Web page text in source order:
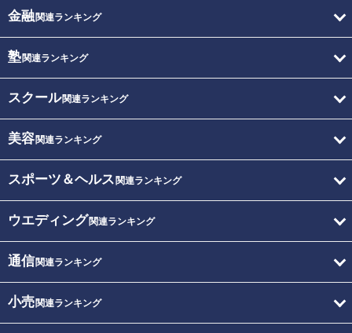
金融関連ランキング
塾関連ランキング
スクール関連ランキング
美容関連ランキング
スポーツ＆ヘルス 関連ランキング
ウエディング関連ランキング
通信関連ランキング
小売関連ランキング